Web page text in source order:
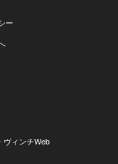
ー
ヴィンチWeb